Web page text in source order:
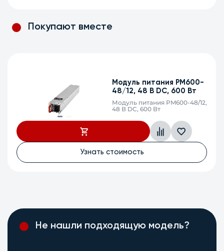
Покупают вместе
Модуль питания PM600-
48/12 BTF, Back-to-
Front, 48 В DC, 600 Вт
Модуль питания PM600-48/12
Не нашли подходящую модель?